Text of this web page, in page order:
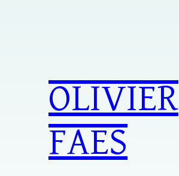
OLIVIER
FAES